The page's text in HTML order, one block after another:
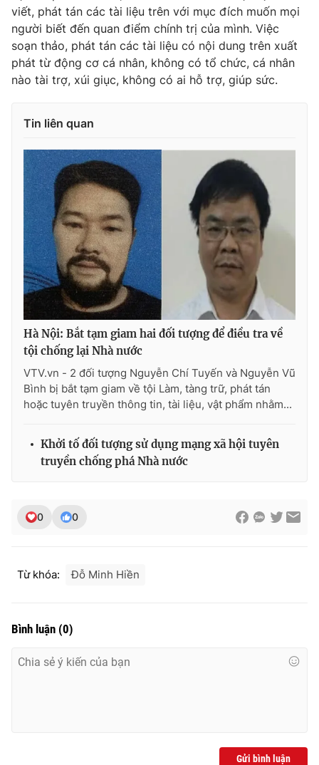
Ðiện thoại Thời báo VTV:024.66 897 897
Email: toasoan@vtv.vn
Liên hệ quảng cáo:024-7300.7108
® Cấm sao chép dưới mọi hình thức nếu không có sự chấp
thuận bằng văn bản. Ghi rõ nguồn VTV.vn khi phát hành lại
thông tin từ website này.
viết, phát tán các tài liệu trên với mục đích muốn mọi
người biết đến quan điểm chính trị của mình. Việc
soạn thảo, phát tán các tài liệu có nội dung trên xuất
phát từ động cơ cá nhân, không có tổ chức, cá nhân
nào tài trợ, xúi giục, không có ai hỗ trợ, giúp sức.
Tin liên quan
Hà Nội: Bắt tạm giam hai đối tượng để điều tra về
tội chống lại Nhà nước
VTV.vn - 2 đối tượng Nguyễn Chí Tuyến và Nguyễn Vũ
Bình bị bắt tạm giam về tội Làm, tàng trữ, phát tán
hoặc tuyên truyền thông tin, tài liệu, vật phẩm nhằm...
Khởi tố đối tượng sử dụng mạng xã hội tuyên
truyền chống phá Nhà nước
0 0
Từ khóa: Đỗ Minh Hiền
Bình luận (0)
Gửi bình luận